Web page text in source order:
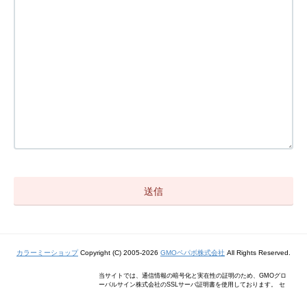
カラーミーショップCopyright (C) 2005-2026 GMOペパボ株式会社 All Rights Reserved.
当サイトでは、通信情報の暗号化と実在性の証明のため、GMOグロ
ーバルサイン株式会社のSSLサーバ証明書を使用しております。 セ